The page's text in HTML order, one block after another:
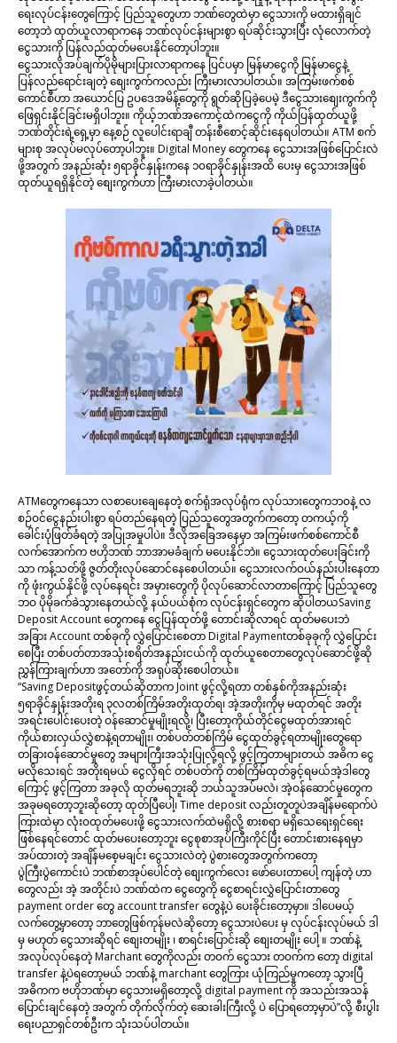
ရေးလုပ်ငန်းတွေကြောင့် ပြည်သူတွေဟာ ဘဏ်တွေထဲမှာ ငွေသားကို မထားရှိချင်
တော့ဘဲ ထုတ်ယူလာရာကနေ ဘဏ်လုပ်ငန်းများစွာ ရပ်ဆိုင်းသွားပြီး လုံလောက်တဲ့
ငွေသားကို ပြန်လည်ထုတ်မပေးနိုင်တော့ပါဘူး။
ငွေသားလိုအပ်ချက်ပိုမိုများပြားလာရာကနေ ပြင်ပမှာ မြန်မာငွေကို မြန်မာငွေနဲ့
ပြန်လည်ရောင်းချတဲ့ စျေးကွက်ကလည်း ကြီးမားလာပါတယ်။ အကြမ်းဖက်စစ်
ကောင်စီဟာ အယောင်ပြ ဥပဒေအမိန့်တွေကို ရွတ်ဆိုပြခဲ့ပေမဲ့ ဒီငွေသားစျေးကွက်ကို
ဖြေရှင်းနိုင်ခြင်းမရှိပါဘူး။ ကိုယ့်ဘဏ်အကောင့်ထဲကငွေကို ကိုယ်ပြန်ထုတ်ယူဖို့
ဘဏ်တိုင်းရဲ့ရှေ့မှာ နေ့စဉ် လူပေါင်းရာချီ တန်းစီစောင့်ဆိုင်းနေရပါတယ်။ ATM စက်
များစု အလုပ်မလုပ်တော့ပါဘူး။ Digital Money တွေကနေ ငွေသားအဖြစ်ပြောင်းလဲ
ဖို့အတွက် အနည်းဆုံး ၅ရာခိုင်နှုန်းကနေ ၁၀ရာခိုင်နှုန်းအထိ ပေးမှ ငွေသားအဖြစ်
ထုတ်ယူရရှိနိုင်တဲ့ စျေးကွက်ဟာ ကြီးမားလာခဲ့ပါတယ်။
ATMတွေကနေသာ လစာပေးချေနေတဲ့ စက်ရုံအလုပ်ရုံက လုပ်သားတွေကဘဝနဲ့ လ
စဉ်ဝင်ငွေနည်းပါးစွာ ရပ်တည်နေရတဲ့ ပြည်သူတွေအတွက်ကတော့ တကယ့်ကို
ခေါင်းပုံဖြတ်ခံရတဲ့ အပြုအမှုပါပဲ။ ဒီလိုအခြေအနေမှာ အကြမ်းဖက်စစ်ကောင်စီ
လက်အောက်က ဗဟိုဘဏ် ဘာအာမခံချက် မပေးနိုင်ဘဲ။ ငွေသားထုတ်ပေးခြင်းကို
သာ ကန့်သတ်ဖို့ ဇွတ်တိုးလုပ်ဆောင်နေစေပါတယ်။ ငွေသားလက်ဝယ်နည်းပါးနေတာ
ကို ဖုံးကွယ်နိုင်ဖို့ လုပ်နေရင်း အမှားတွေကို ပိုလုပ်ဆောင်လာတာကြောင့် ပြည်သူတွေ
ဘဝ ပိုမိုခက်ခဲသွားနေတယ်လို့ နယ်ပယ်စုံက လုပ်ငန်းရှင်တွေက ဆိုပါတယSaving
Deposit Account တွေကနေ ငွေပြန်ထုတ်ဖို့ တောင်းဆိုလာရင် ထုတ်မပေးဘဲ
အခြား Account တစ်ခုကို လွှဲပြောင်းစေတာ Digital Paymentတစ်ခုခုကို လွှဲပြောင်း
စေပြီး တစ်ပတ်တာအသုံးစရိတ်အနည်းငယ်ကို ထုတ်ယူစေတာတွေလုပ်ဆောင်ဖို့ဆို
ညွှန်ကြားချက်ဟာ အတော်ကို အရုပ်ဆိုးစေပါတယ်။
“Saving Depositဖွင့်တယ်ဆိုတာက Joint ဖွင့်လို့ရတာ တစ်နှစ်ကိုအနည်းဆုံး
၅ရာခိုင်နှုန်းအတိုးရ ၃လတစ်ကြိမ်အတိုးထုတ်ရ၊ အဲ့အတိုးကိုမှ မထုတ်ရင် အတိုး
အရင်းပေါင်းပေးတဲ့ ဝန်ဆောင်မှုမျိုးရလို့၊ ပြီးတော့ကိုယ်တိုင်ငွေမထုတ်အားရင်
ကိုယ်စားလှယ်လွှဲစာနဲ့ရတာမျိုး၊ တစ်ပတ်တစ်ကြိမ် ငွေထုတ်ခွင့်ရတာမျိုးတွေရော
တခြားဝန်ဆောင်မှုတွေ အများကြီးအသုံးပြုလို့ရလို့ ဖွင့်ကြတာများတယ် အဓိက ငွေ
မလိုသေးရင် အတိုးရမယ် ငွေလိုရင် တစ်ပတ်ကို တစ်ကြိမ်ထုတ်ခွင့်ရမယ်အဲ့ဒါတွေ
ကြောင့် ဖွင့်ကြတာ အခုလို ထုတ်မရဘူးဆို ဘယ်သူအပ်မလဲ၊ အဲ့ဝန်ဆောင်မှုတွေက
အခုမရတော့ဘူးဆိုတော့ ထုတ်ပြီပေါ့၊ Time deposit လည်းတူတူပဲအချိန်မရောက်ပဲ
ကြားထဲမှာ လုံးဝထုတ်မပေးဖို့ ‌ငွေသားလက်ထဲမရှိလို့ စားစရာ မရှိသေရေးရှင်ရေး
ဖြစ်နေရင်တောင် ထုတ်မပေးတော့ဘူး ငွေစုစာအုပ်ကြီးကိုင်ပြီး တောင်းစားနေရမှာ
အပ်ထားတဲ့ အချိန်မစေ့မချင်း ငွေသားလဲတဲ့ ပွဲစားတွေအတွက်ကတော့
ပွဲကြီးပွဲကောင်းပဲ ဘဏ်စာအုပ်ပေါင်တဲ့ စျေးကွက်လေး ဖော်ပေးတာပေါ့ ကျန်တဲ့ ဟာ
တွေလည်း အဲ့ အတိုင်းပဲ ဘဏ်ထဲက ငွေတွေကို ငွေစာရင်းလွှဲပြောင်းတာတွေ
payment order တွေ account transfer တွေနဲ့ပဲ ပေးခိုင်းတော့မှာ။ ဒါပေမယ့်
လက်တွေ့မှာတော့ ဘာတွေဖြစ်ကုန်မလဲဆိုတော့ ငွေသားပဲပေး မှ လုပ်ငန်းလုပ်မယ် ဒါ
မှ မဟုတ် ငွေသားဆိုရင် စျေးတမျိုး ၊ စာရင်းပြောင်းဆို စျေးတမျိုး ပေါ့ ။ ဘဏ်နဲ့
အလုပ်လုပ်နေတဲ့ Marchant တွေကိုလည်း တဝက် ငွေသား တဝက်က တော့ digital
transfer နဲ့ပဲရတော့မယ် ဘဏ်နဲ့ marchant တွေကြား ယုံကြည်မှုကတော့ သွားပြီ
အဓိကက ဗဟိုဘဏ်မှာ ငွေသားမရှိတော့လို့ digital payment ကို အသည်းအသန်
ပြောင်းချင်နေတဲ့ အတွက် တိုက်လိုက်တဲ့ ဆေးခါးကြီးလို့ ပဲ ပြောရတော့မှာပဲ”လို့ စီးပွါး
ရေးပညာရှင်တစ်ဦးက သုံးသပ်ပါတယ်။